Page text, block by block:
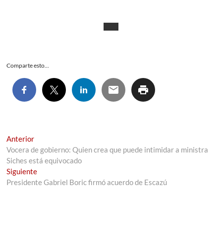
Comparte esto...
Navegación
de
entradas
AnteriorEntrada
anterior:
Vocera de gobierno: Quien crea que puede intimidar a ministra
Siches está equivocado
SiguienteEntrada
siguiente:
Presidente Gabriel Boric firmó acuerdo de Escazú